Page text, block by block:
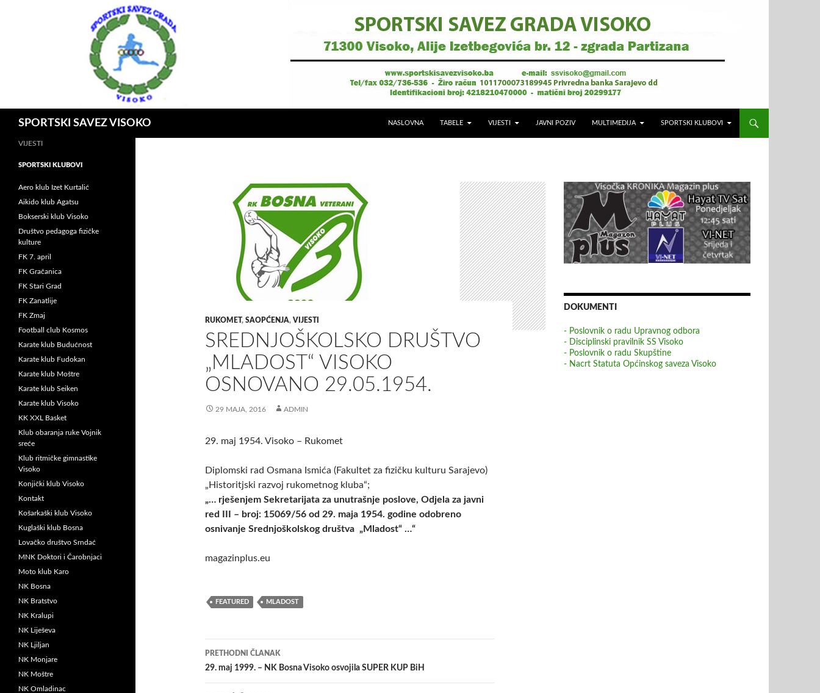
SPORTSKI SAVEZ VISOKO NASLOVNA TABELE VIJESTI JAVNI POZIV MULTIMEDIJA SPORTSKI KLUBOVI
RUKOMET, SAOPĆENJA, VIJESTI
SREDNJOŠKOLSKO DRUŠTVO
„MLADOST“ VISOKO
OSNOVANO 29.05.1954.
29 MAJA, 2016 ADMIN
29. maj 1954. Visoko – Rukomet
Diplomski rad Osmana Ismića (Fakultet za fizičku kulturu Sarajevo)
„Historitjski razvoj rukometnog kluba“;
„… rješenjem Sekretarijata za unutrašnje poslove, Odjela za javni
red III – broj: 15069/56 od 29. maja 1954. godine odobreno
osnivanje Srednjoškolskog društva „Mladost“ …“
magazinplus.eu
FEATURED MLADOST
Navigacija
članaka
PRETHODNI ČLANAK
29. maj 1999. – NK Bosna Visoko osvojila SUPER KUP BiH
DOKUMENTI
- Poslovnik o radu Upravnog odbora
- Disciplinski pravilnik SS Visoko
- Poslovnik o radu Skupštine
- Nacrt Statuta Općinskog saveza Visoko
VIJESTI
SPORTSKI KLUBOVI
Aero klub Izet Kurtalić
Aikido klub Agatsu
Bokserski klub Visoko
Društvo pedagoga fizičke
kulture
FK 7. april
FK Gračanica
FK Stari Grad
FK Zanatlije
FK Zmaj
Football club Kosmos
Karate klub Budućnost
Karate klub Fudokan
Karate klub Moštre
Karate klub Seiken
Karate klub Visoko
KK XXL Basket
Klub obaranja ruke Vojnik
sreće
Klub ritmičke gimnastike
Visoko
Konjički klub Visoko
Kontakt
Košarkaški klub Visoko
Kuglaški klub Bosna
Lovačko društvo Srndać
MNK Doktori i Čarobnjaci
Moto klub Karo
NK Bosna
NK Bratstvo
NK Kralupi
NK Liješeva
NK Ljiljan
NK Monjare
NK Moštre
NK Omladinac